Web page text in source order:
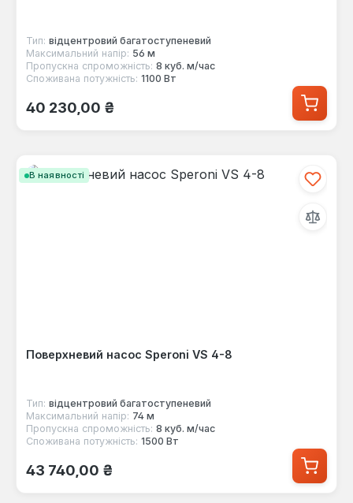
Тип: відцентровий багатоступеневий
Максимальний напір: 56 м
Пропускна спроможність: 8 куб. м/час
Споживана потужність: 1100 Вт
Звичайна ціна:
40 230,00 ₴
В наявності
Поверхневий насос Speroni VS 4-8
Тип: відцентровий багатоступеневий
Максимальний напір: 74 м
Пропускна спроможність: 8 куб. м/час
Споживана потужність: 1500 Вт
Звичайна ціна:
43 740,00 ₴